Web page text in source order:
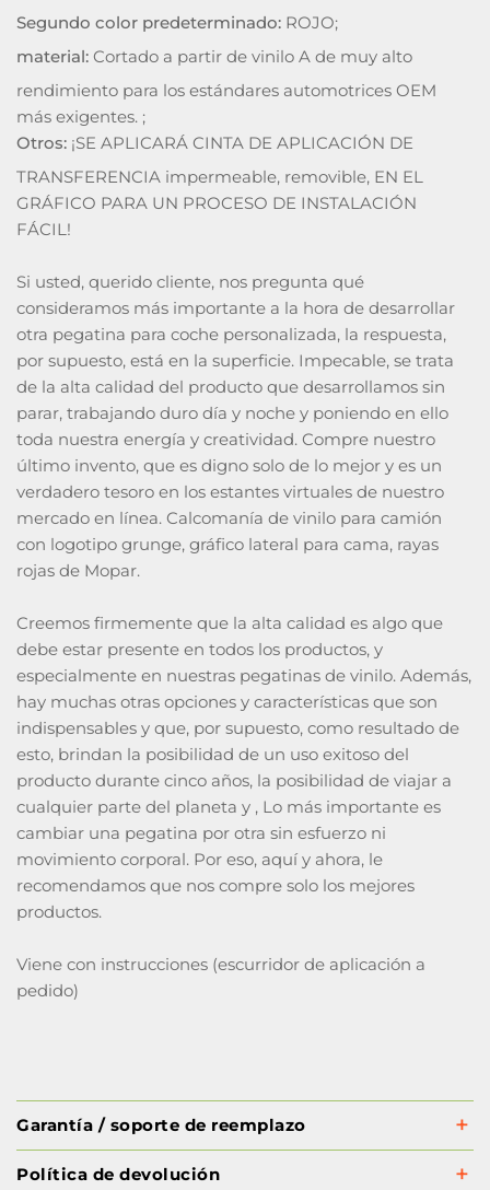
Segundo color predeterminado: ROJO;
material: Cortado a partir de vinilo A de muy alto
rendimiento para los estándares automotrices OEM
más exigentes. ;
Otros: ¡SE APLICARÁ CINTA DE APLICACIÓN DE
TRANSFERENCIA impermeable, removible, EN EL
GRÁFICO PARA UN PROCESO DE INSTALACIÓN
FÁCIL!
Si usted, querido cliente, nos pregunta qué
consideramos más importante a la hora de desarrollar
otra pegatina para coche personalizada, la respuesta,
por supuesto, está en la superficie. Impecable, se trata
de la alta calidad del producto que desarrollamos sin
parar, trabajando duro día y noche y poniendo en ello
toda nuestra energía y creatividad. Compre nuestro
último invento, que es digno solo de lo mejor y es un
verdadero tesoro en los estantes virtuales de nuestro
mercado en línea. Calcomanía de vinilo para camión
con logotipo grunge, gráfico lateral para cama, rayas
rojas de Mopar.
Creemos firmemente que la alta calidad es algo que
debe estar presente en todos los productos, y
especialmente en nuestras pegatinas de vinilo. Además,
hay muchas otras opciones y características que son
indispensables y que, por supuesto, como resultado de
esto, brindan la posibilidad de un uso exitoso del
producto durante cinco años, la posibilidad de viajar a
cualquier parte del planeta y , Lo más importante es
cambiar una pegatina por otra sin esfuerzo ni
movimiento corporal. Por eso, aquí y ahora, le
recomendamos que nos compre solo los mejores
productos.
Viene con instrucciones (escurridor de aplicación a
pedido)
Garantía / soporte de reemplazo
Política de devolución